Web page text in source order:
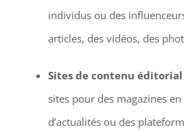
individus ou des
articles, des vidéos, des
Sites de contenu éditorial
sites pour des magazines
d’actualités ou des